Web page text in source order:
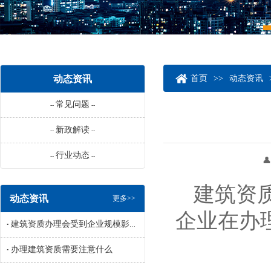
动态资讯
-- 常见问题 --
-- 新政解读 --
-- 行业动态 --
动态资讯 更多>>
• 建筑资质办理会受到企业规模影响吗
• 办理建筑资质需要注意什么
首页 >> 动态资讯
👤 来源：辽宁
建筑资
企业在办